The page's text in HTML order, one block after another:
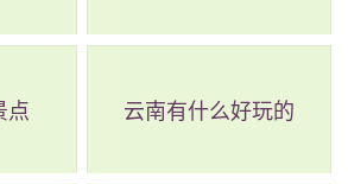
点 云南有什么好玩的